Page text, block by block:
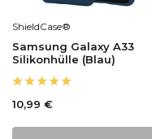
ShieldCase®
Samsung Galaxy A33
Silikonhülle (Blau)
10,99 €